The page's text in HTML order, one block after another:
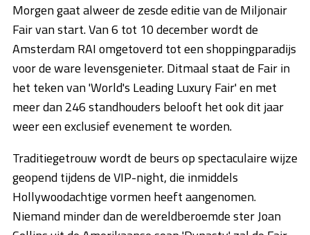
Morgen gaat alweer de zesde editie van de Miljonair
Fair van start. Van 6 tot 10 december wordt de
Amsterdam RAI omgetoverd tot een shoppingparadijs
voor de ware levensgenieter. Ditmaal staat de Fair in
het teken van 'World's Leading Luxury Fair' en met
meer dan 246 standhouders belooft het ook dit jaar
weer een exclusief evenement te worden.
Traditiegetrouw wordt de beurs op spectaculaire wijze
geopend tijdens de VIP-night, die inmiddels
Hollywoodachtige vormen heeft aangenomen.
Niemand minder dan de wereldberoemde ster Joan